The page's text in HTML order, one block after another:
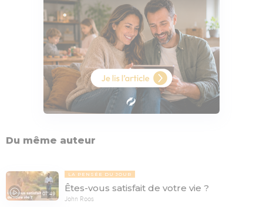
Du même auteur
07:49
LA PENSÉE DU JOUR
Êtes-vous satisfait de votre vie ?
John Roos